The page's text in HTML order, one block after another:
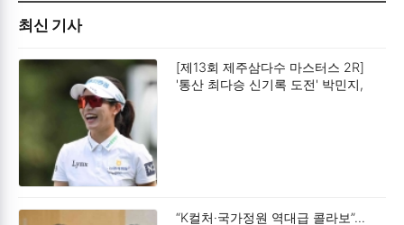
최신 기사
[제13회 제주삼다수 마스터스 2R]
'통산 최다승 신기록 도전' 박민지,
“K컬처·국가정원 역대급 콜라보”…